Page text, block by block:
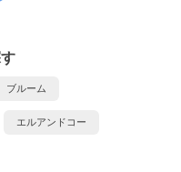
ブルーム
エルアンドコー